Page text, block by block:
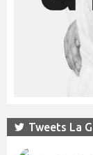
Tweets La